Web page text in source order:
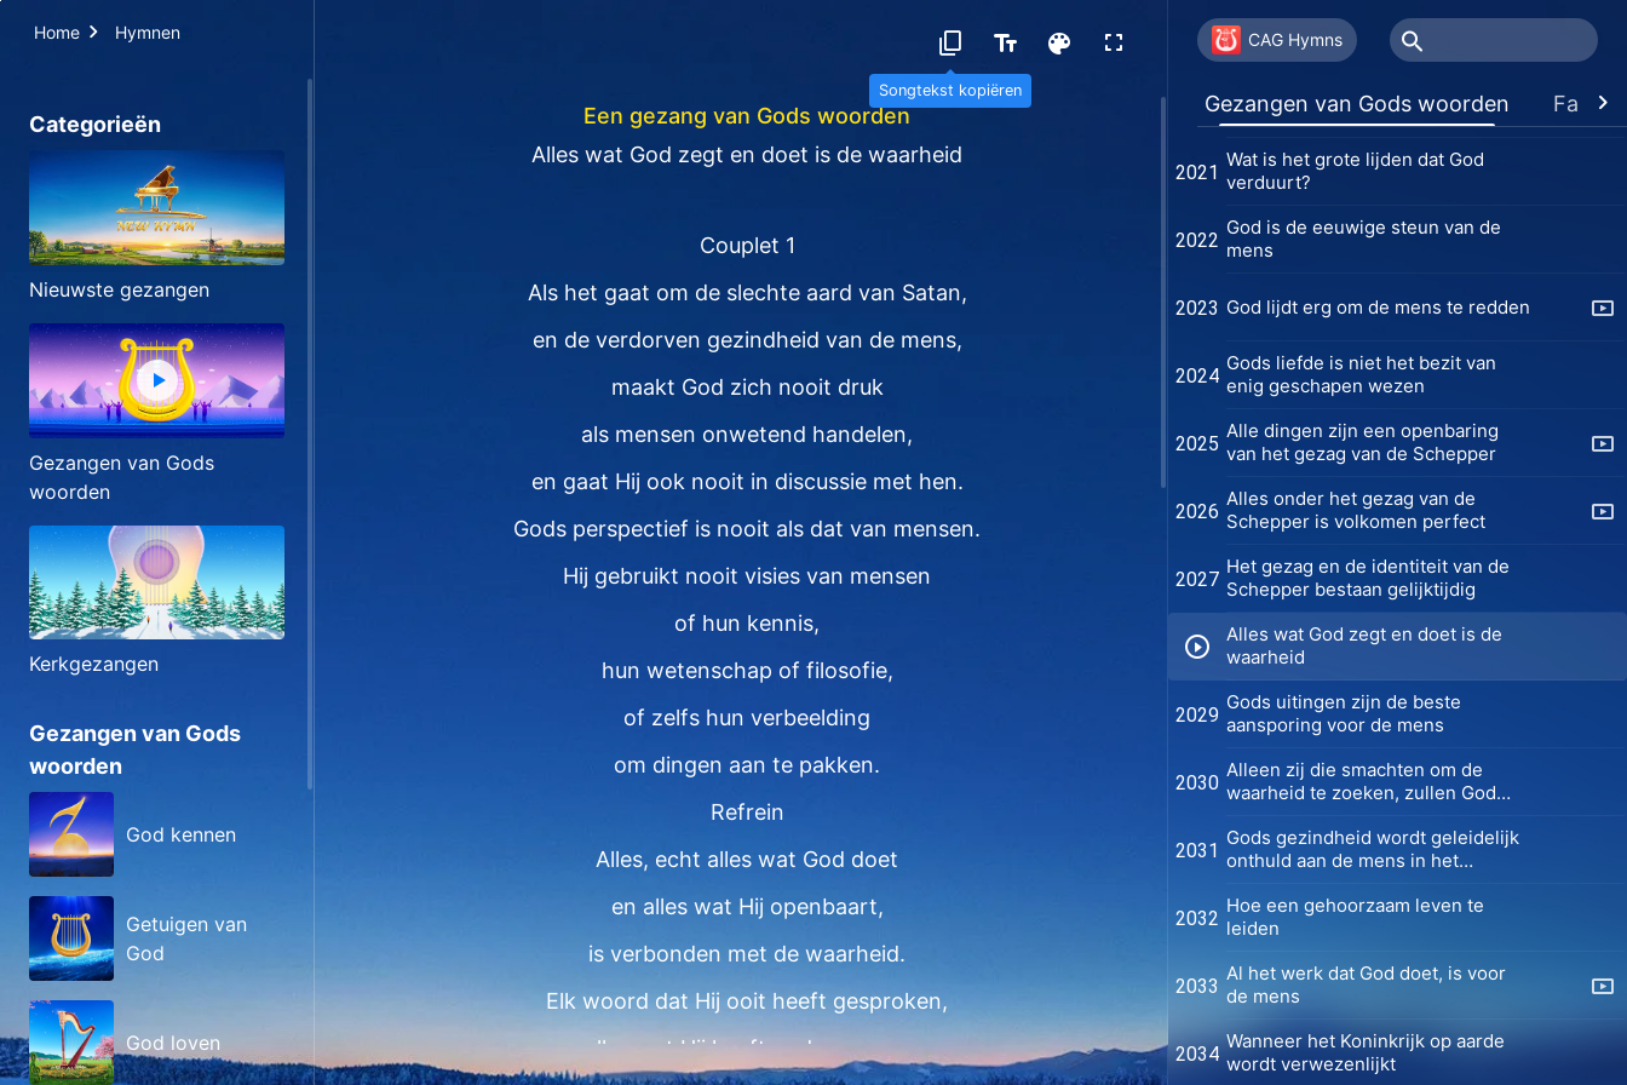
Home Hymnen
Songtekst kopiëren
Categorieën
Nieuwste gezangen
Gezangen van Gods
woorden
Kerkgezangen
Gezangen van Gods
woorden
God kennen
Getuigen van
God
God loven
Een gezang van Gods woorden
Alles wat God zegt en doet is de waarheid
Couplet 1
Als het gaat om de slechte aard van Satan,
en de verdorven gezindheid van de mens,
maakt God zich nooit druk
als mensen onwetend handelen,
en gaat Hij ook nooit in discussie met hen.
Gods perspectief is nooit als dat van mensen.
Hij gebruikt nooit visies van mensen
of hun kennis,
hun wetenschap of filosofie,
of zelfs hun verbeelding
om dingen aan te pakken.
Refrein
Alles, echt alles wat God doet
en alles wat Hij openbaart,
is verbonden met de waarheid.
Elk woord dat Hij ooit heeft gesproken,
alles wat Hij heeft ondernomen,
CAG Hymns
Gezangen van Gods woorden
2019
Alleen zij die God kennen, kunnen
God winnen
2020
De getuigenis die de mens moet
afleggen
2021
Wat is het grote lijden dat God
verduurt?
2022
God is de eeuwige steun van de
mens
2023 God lijdt erg om de mens te redden
2024
Gods liefde is niet het bezit van
enig geschapen wezen
2025
Alle dingen zijn een openbaring
van het gezag van de Schepper
2026
Alles onder het gezag van de
Schepper is volkomen perfect
2027
Het gezag en de identiteit van de
Schepper bestaan gelijktijdig
Alles wat God zegt en doet is de
waarheid
2029
Gods uitingen zijn de beste
aansporing voor de mens
2030
Alleen zij die smachten om de
waarheid te zoeken, zullen God
2031
Gods gezindheid wordt geleidelijk
onthuld aan de mens in het
2032
Hoe een gehoorzaam leven te
leiden
2033
Al het werk dat God doet, is voor
de mens
2034
Wanneer het Koninkrijk op aarde
wordt verwezenlijkt